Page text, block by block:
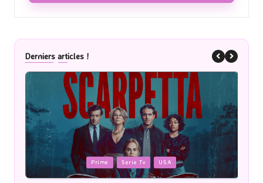
Derniers articles !
Posted
in
Prime Serie Tv USA